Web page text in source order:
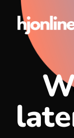
primary
navigation